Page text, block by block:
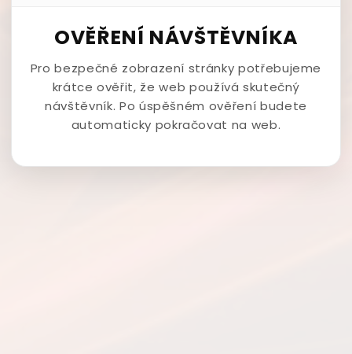
OVĚŘENÍ NÁVŠTĚVNÍKA
Pro bezpečné zobrazení stránky potřebujeme
krátce ověřit, že web používá skutečný
návštěvník. Po úspěšném ověření budete
automaticky pokračovat na web.